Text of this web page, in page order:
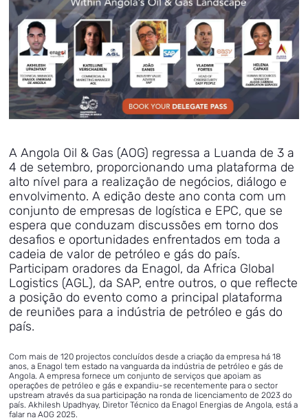
A Angola Oil & Gas (AOG) regressa a Luanda de 3 a
4 de setembro, proporcionando uma plataforma de
alto nível para a realização de negócios, diálogo e
envolvimento. A edição deste ano conta com um
conjunto de empresas de logística e EPC, que se
espera que conduzam discussões em torno dos
desafios e oportunidades enfrentados em toda a
cadeia de valor de petróleo e gás do país.
Participam oradores da Enagol, da Africa Global
Logistics (AGL), da SAP, entre outros, o que reflecte
a posição do evento como a principal plataforma
de reuniões para a indústria de petróleo e gás do
país.
Com mais de 120 projectos concluídos desde a criação da empresa há 18
anos, a Enagol tem estado na vanguarda da indústria de petróleo e gás de
Angola. A empresa fornece um conjunto de serviços que apoiam as
operações de petróleo e gás e expandiu-se recentemente para o sector
upstream através da sua participação na ronda de licenciamento de 2023 do
país. Akhilesh Upadhyay, Diretor Técnico da Enagol Energias de Angola, está a
falar na AOG 2025.